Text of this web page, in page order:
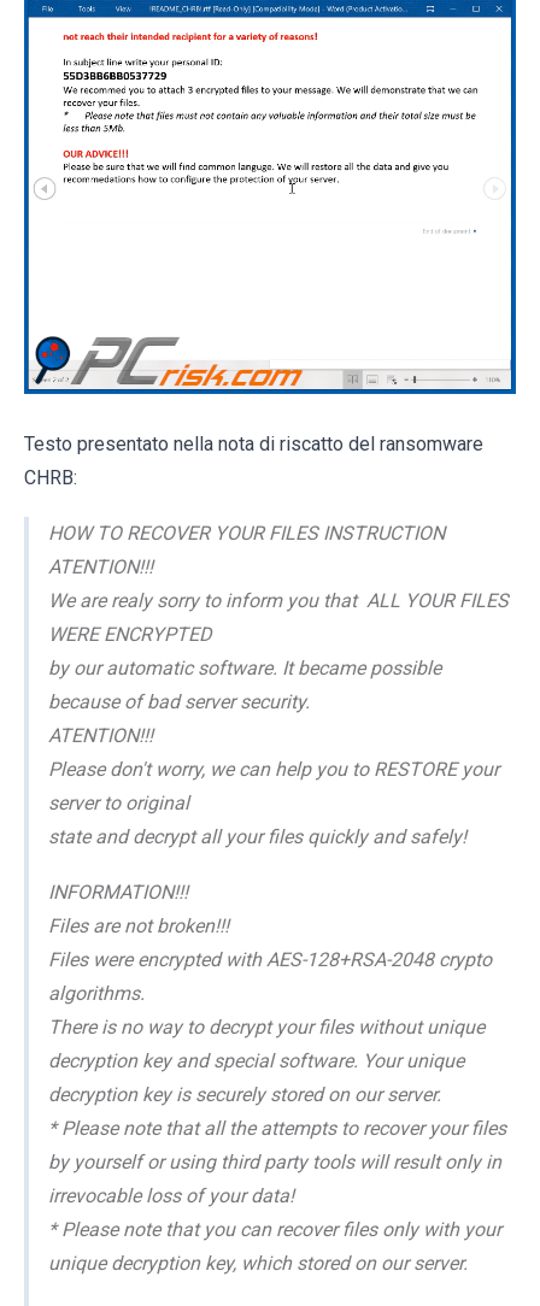
Testo presentato nella nota di riscatto del ransomware
CHRB:
HOW TO RECOVER YOUR FILES INSTRUCTION
ATENTION!!!
We are realy sorry to inform you that ALL YOUR FILES
WERE ENCRYPTED
by our automatic software. It became possible
because of bad server security.
ATENTION!!!
Please don't worry, we can help you to RESTORE your
server to original
state and decrypt all your files quickly and safely!
INFORMATION!!!
Files are not broken!!!
Files were encrypted with AES-128+RSA-2048 crypto
algorithms.
There is no way to decrypt your files without unique
decryption key and special software. Your unique
decryption key is securely stored on our server.
* Please note that all the attempts to recover your files
by yourself or using third party tools will result only in
irrevocable loss of your data!
* Please note that you can recover files only with your
unique decryption key, which stored on our server.